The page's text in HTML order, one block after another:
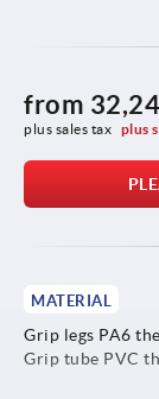
from
plus sales tax plus
MATERIAL
Grip legs PA6
Grip tube PVC